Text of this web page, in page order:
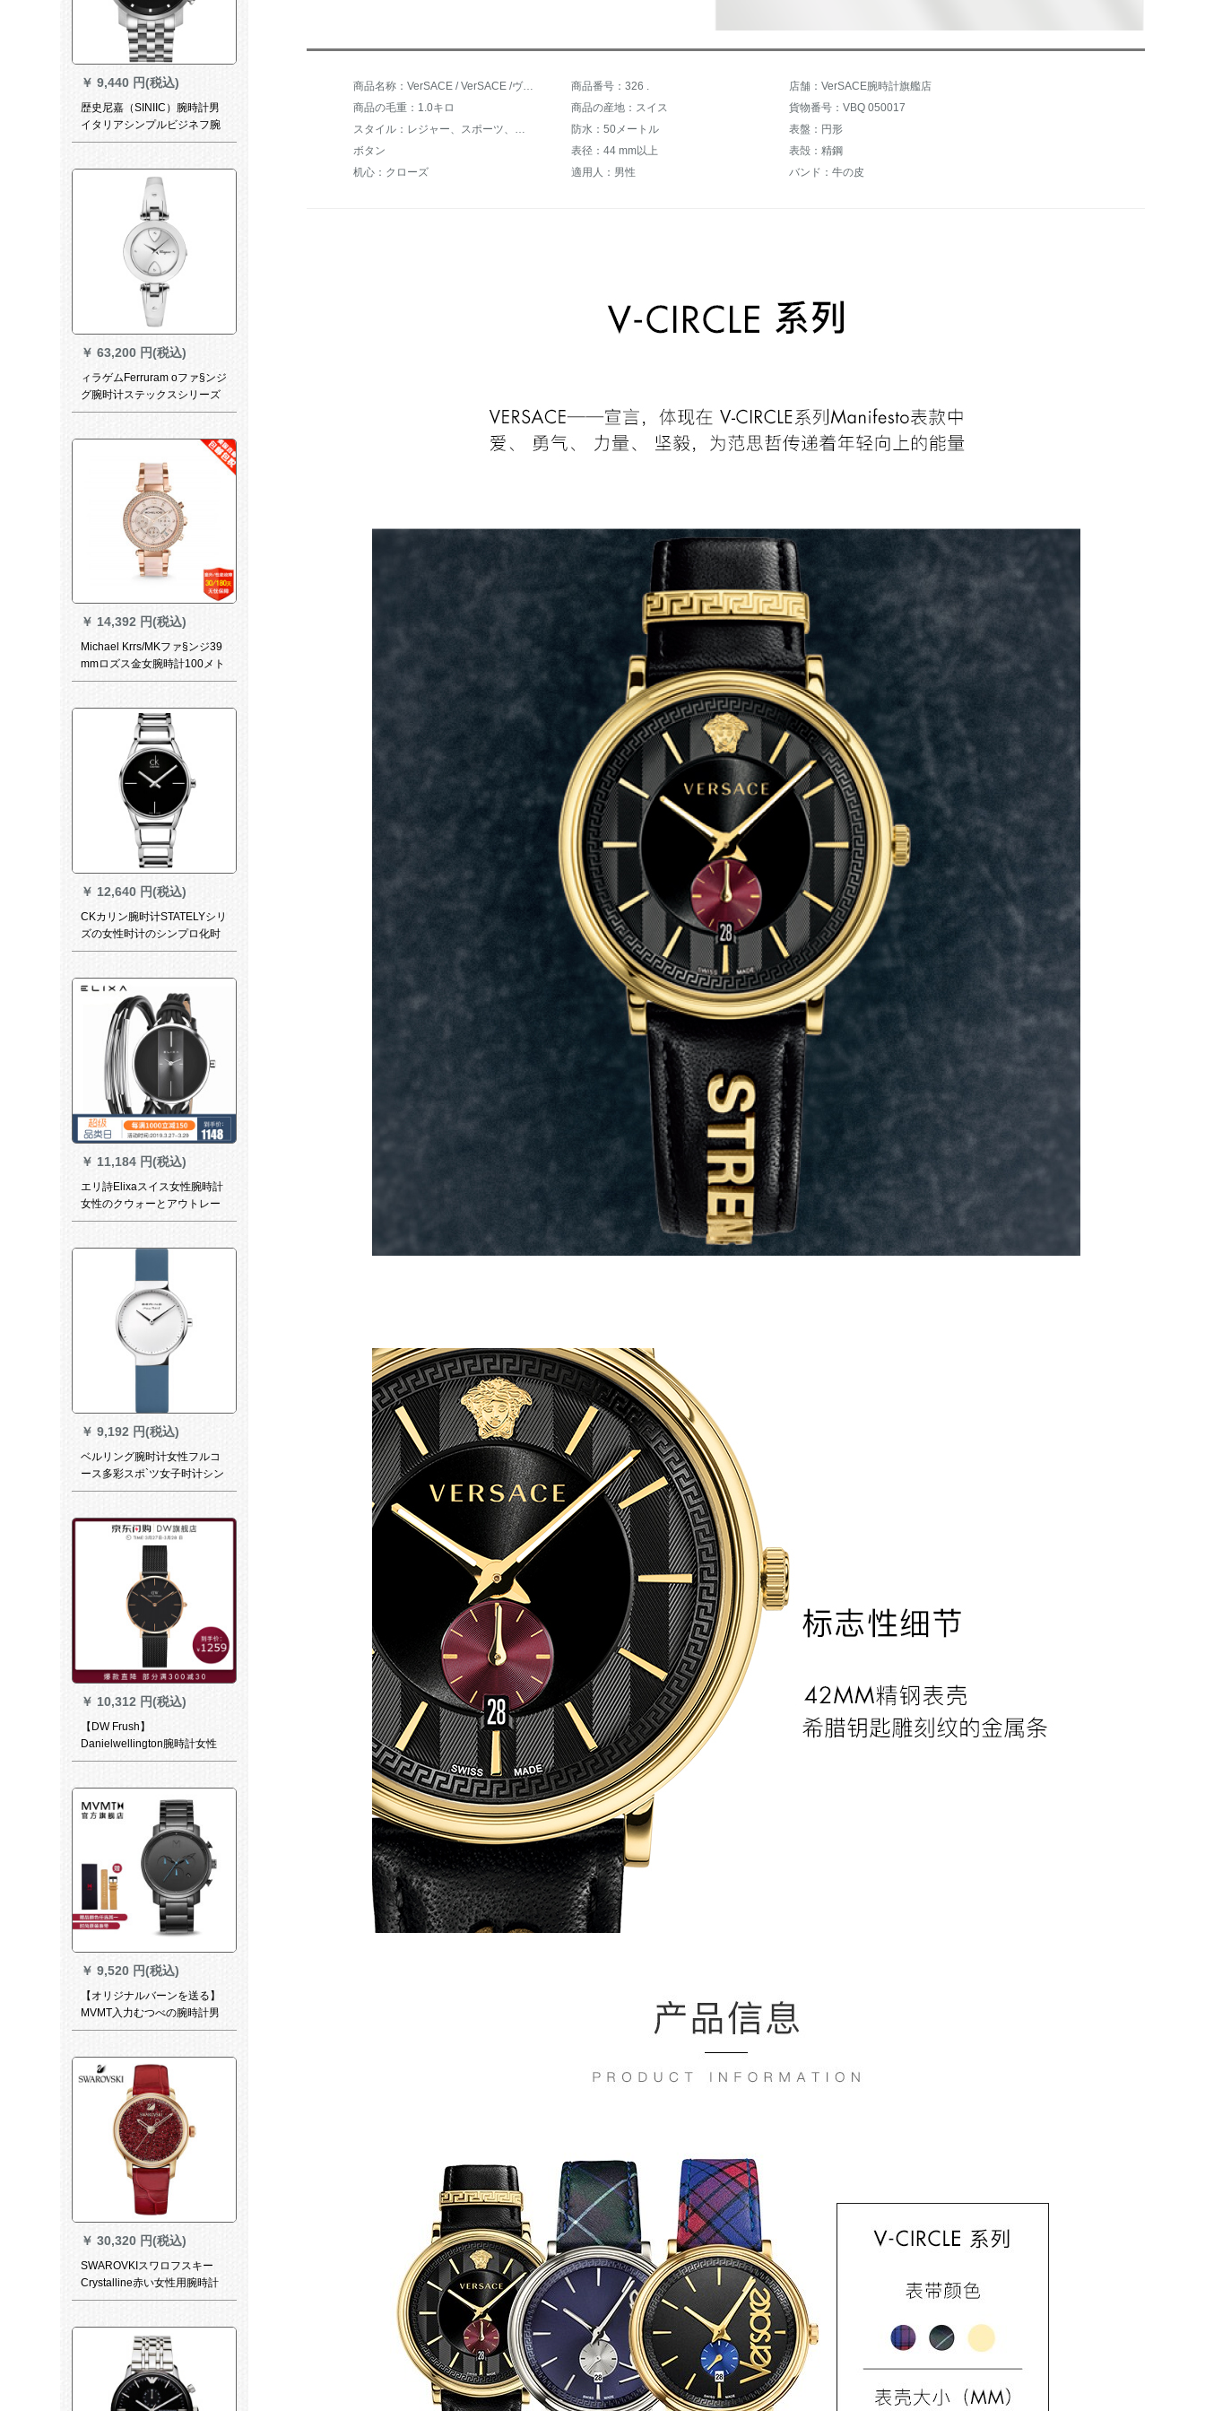
￥ 9,440 円(税込)
歴史尼嘉（SINIIC）腕時計男
イタリアシンプルビジネフ腕
時計バーンド多機能防水カレ
连保sn 80-Al面钢帯
￥ 63,200 円(税込)
ィラゲムFerruram oファ§ンジ
グ腕时计ステックスシリーズ
070007
￥ 14,392 円(税込)
Michael Krrs/MKファ§ンジ39
mmロズス金女腕時計100メト
ル生活防水MK 5896
￥ 12,640 円(税込)
CKカリン腕时计STATELYシリ
ズの女性时计のシンプロ化时
の针夜光黒盘钢帯克时计K 3 G
￥ 11,184 円(税込)
エリ詩Elixaスイス女性腕時計
女性のクウォーとアウトレー
ト
￥ 9,192 円(税込)
ベルリング腕时计女性フルコ
ース多彩スポ`ツ女子时计シン
プロシュート
￥ 10,312 円(税込)
【DW Frush】
Danielwellington腕時計女性
dw女性用腕時計ミラノスキー
ヤモヤドドD 00100201
￥ 9,520 円(税込)
【オリジナルバーンを送る】
MVMT入力むつべの腕時計男
性ホワイトラーins欧米精密小
ォーム45 mm Chrono
Gunmetal
￥ 30,320 円(税込)
SWAROVKIスワロフスキー
Crystalline赤い女性用腕時計
5295380
商品名称：VerSACE / VerSACE /ヴァルサリーの腕時計原装正品双表帯黒防水精緻な大気男子クランク時計VBQ 050017 商品番号：326 .
店舗：VerSACE腕時計旗艦店
商品の毛重：1.0キロ
商品の産地：スイス
貨物番号：VBQ 050017
スタイル：レジャー、スポーツ、ファッション
防水：50メートル
表盤：円形
ボタン
表径：44 mm以上
表殻：精鋼
机心：クローズ
適用人：男性 バンド：牛の皮